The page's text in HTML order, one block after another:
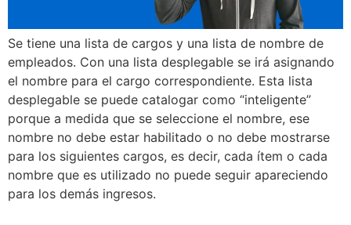
Se tiene una lista de cargos y una lista de nombre de
empleados. Con una lista desplegable se irá asignando
el nombre para el cargo correspondiente. Esta lista
desplegable se puede catalogar como “inteligente”
porque a medida que se seleccione el nombre, ese
nombre no debe estar habilitado o no debe mostrarse
para los siguientes cargos, es decir, cada ítem o cada
nombre que es utilizado no puede seguir apareciendo
para los demás ingresos.